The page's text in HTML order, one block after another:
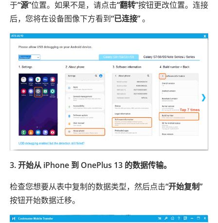
于“源”位置。如果不是，请点击“翻转”按钮更改位置。连接
后，您将在设备图像下方看到“已连接”。
3. 开始从 iPhone 到 OnePlus 13 的数据传输。
检查您想要从表中复制的数据类型，然后点击“开始复制”
按钮开始数据迁移。